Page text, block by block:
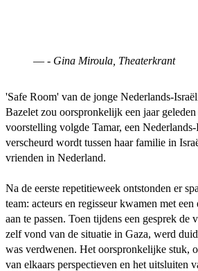
— - Gina Miroula, Theaterkrant
'Safe Room' van de jonge Nederlands-
Bazelet zou oorspronkelijk een jaar
voorstelling volgde Tamar, een
verscheurd wordt tussen haar familie in
vrienden in Nederland.
Na de eerste repetitieweek ontstonden er
team: acteurs en regisseur kwamen met
aan te passen. Toen tijdens een gesprek de
zelf vond van de situatie in Gaza, werd
was verdwenen. Het oorspronkelijke stuk,
van elkaars perspectieven en het uitsluiten